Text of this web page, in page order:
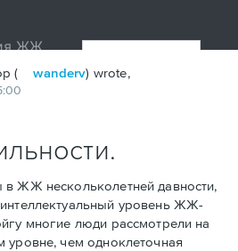
( wanderv) wrote,
ЖЖ нескольколетней давности,
уровень ЖЖ-
многие люди рассмотрели на
уровне, чем одноклеточная